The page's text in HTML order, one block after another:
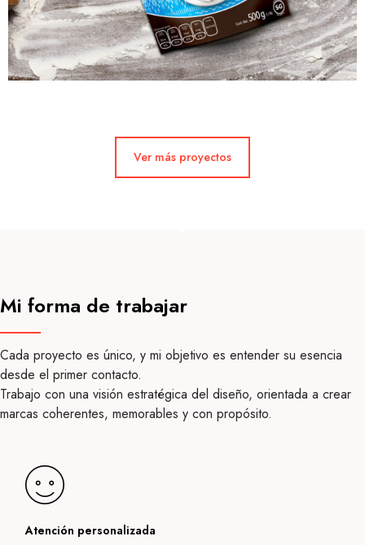
Ver más proyectos
Mi forma de trabajar
Cada proyecto es único, y mi objetivo es entender su esencia
desde el primer contacto.
Trabajo con una visión estratégica del diseño, orientada a crear
marcas coherentes, memorables y con propósito.
Atención personalizada